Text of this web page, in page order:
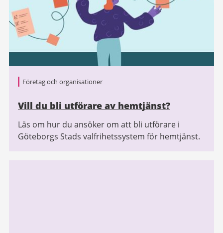
Företag och organisationer
Vill du bli utförare av hemtjänst?
Läs om hur du ansöker om att bli utförare i
Göteborgs Stads valfrihetssystem för hemtjänst.